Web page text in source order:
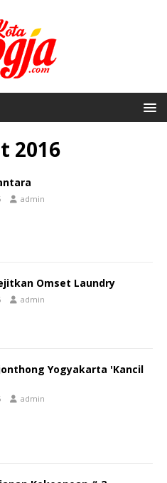
2016
admin
Omset Laundry
admin
Yogyakarta 'Kancil
admin